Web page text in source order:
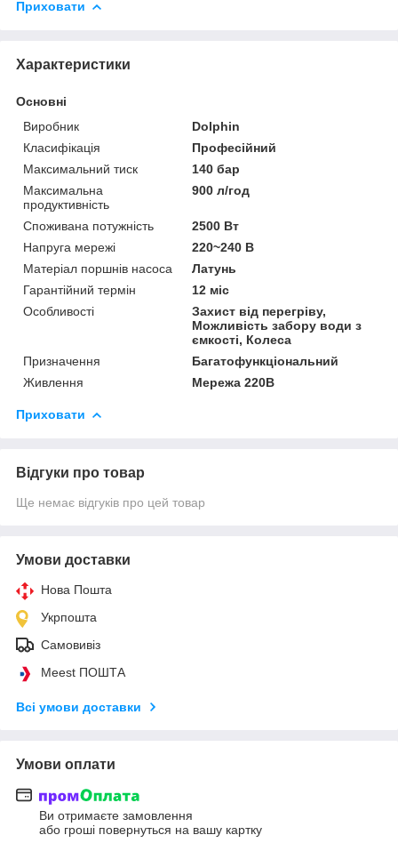
Приховати
Характеристики
Основні
Виробник
Dolphin
Класифікація
Професійний
Максимальний тиск
140 бар
Максимальна
продуктивність
900 л/год
Споживана потужність
2500 Вт
Напруга мережі
220~240 В
Матеріал поршнів насоса
Латунь
Гарантійний термін
12 міс
Особливості
Захист від перегріву,
Можливість забору води з
ємкості, Колеса
Призначення
Багатофункціональний
Живлення
Мережа 220В
Приховати
Відгуки про товар
Ще немає відгуків про цей товар
Умови доставки
Нова Пошта
Укрпошта
Самовивіз
Meest ПОШТА
Всі умови доставки
Умови оплати
Ви отримаєте замовлення
або гроші повернуться на вашу картку